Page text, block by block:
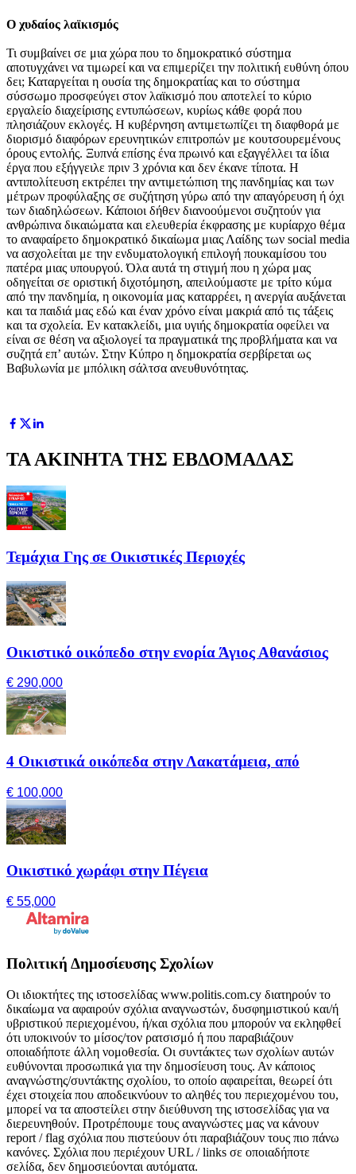
Ο χυδαίος λαϊκισμός
Τι συμβαίνει σε μια χώρα που το δημοκρατικό σύστημα
αποτυγχάνει να τιμωρεί και να επιμερίζει την πολιτική ευθύνη όπου
δει; Καταργείται η ουσία της δημοκρατίας και το σύστημα
σύσσωμο προσφεύγει στον λαϊκισμό που αποτελεί το κύριο
εργαλείο διαχείρισης εντυπώσεων, κυρίως κάθε φορά που
πλησιάζουν εκλογές. Η κυβέρνηση αντιμετωπίζει τη διαφθορά με
διορισμό διαφόρων ερευνητικών επιτροπών με κουτσουρεμένους
όρους εντολής. Ξυπνά επίσης ένα πρωινό και εξαγγέλλει τα ίδια
έργα που εξήγγειλε πριν 3 χρόνια και δεν έκανε τίποτα. Η
αντιπολίτευση εκτρέπει την αντιμετώπιση της πανδημίας και των
μέτρων προφύλαξης σε συζήτηση γύρω από την απαγόρευση ή όχι
των διαδηλώσεων. Κάποιοι δήθεν διανοούμενοι συζητούν για
ανθρώπινα δικαιώματα και ελευθερία έκφρασης με κυρίαρχο θέμα
το αναφαίρετο δημοκρατικό δικαίωμα μιας Λαίδης των social media
να ασχολείται με την ενδυματολογική επιλογή πουκαμίσου του
πατέρα μιας υπουργού. Όλα αυτά τη στιγμή που η χώρα μας
οδηγείται σε οριστική διχοτόμηση, απειλούμαστε με τρίτο κύμα
από την πανδημία, η οικονομία μας καταρρέει, η ανεργία αυξάνεται
και τα παιδιά μας εδώ και έναν χρόνο είναι μακριά από τις τάξεις
και τα σχολεία. Εν κατακλείδι, μια υγιής δημοκρατία οφείλει να
είναι σε θέση να αξιολογεί τα πραγματικά της προβλήματα και να
συζητά επ’ αυτών. Στην Κύπρο η δημοκρατία σερβίρεται ως
Βαβυλωνία με μπόλικη σάλτσα ανευθυνότητας.
ΤΑ ΑΚΙΝΗΤΑ ΤΗΣ ΕΒΔΟΜΑΔΑΣ
Τεμάχια Γης σε Οικιστικές Περιοχές
Οικιστικό οικόπεδο στην ενορία Άγιος Αθανάσιος
€ 290,000
4 Οικιστικά οικόπεδα στην Λακατάμεια, από
€ 100,000
Οικιστικό χωράφι στην Πέγεια
€ 55,000
Πολιτική Δημοσίευσης Σχολίων
Οι ιδιοκτήτες της ιστοσελίδας www.politis.com.cy διατηρούν το
δικαίωμα να αφαιρούν σχόλια αναγνωστών, δυσφημιστικού και/ή
υβριστικού περιεχομένου, ή/και σχόλια που μπορούν να εκληφθεί
ότι υποκινούν το μίσος/τον ρατσισμό ή που παραβιάζουν
οποιαδήποτε άλλη νομοθεσία. Οι συντάκτες των σχολίων αυτών
ευθύνονται προσωπικά για την δημοσίευση τους. Αν κάποιος
αναγνώστης/συντάκτης σχολίου, το οποίο αφαιρείται, θεωρεί ότι
έχει στοιχεία που αποδεικνύουν το αληθές του περιεχομένου του,
μπορεί να τα αποστείλει στην διεύθυνση της ιστοσελίδας για να
διερευνηθούν. Προτρέπουμε τους αναγνώστες μας να κάνουν
report / flag σχόλια που πιστεύουν ότι παραβιάζουν τους πιο πάνω
κανόνες. Σχόλια που περιέχουν URL / links σε οποιαδήποτε
σελίδα, δεν δημοσιεύονται αυτόματα.